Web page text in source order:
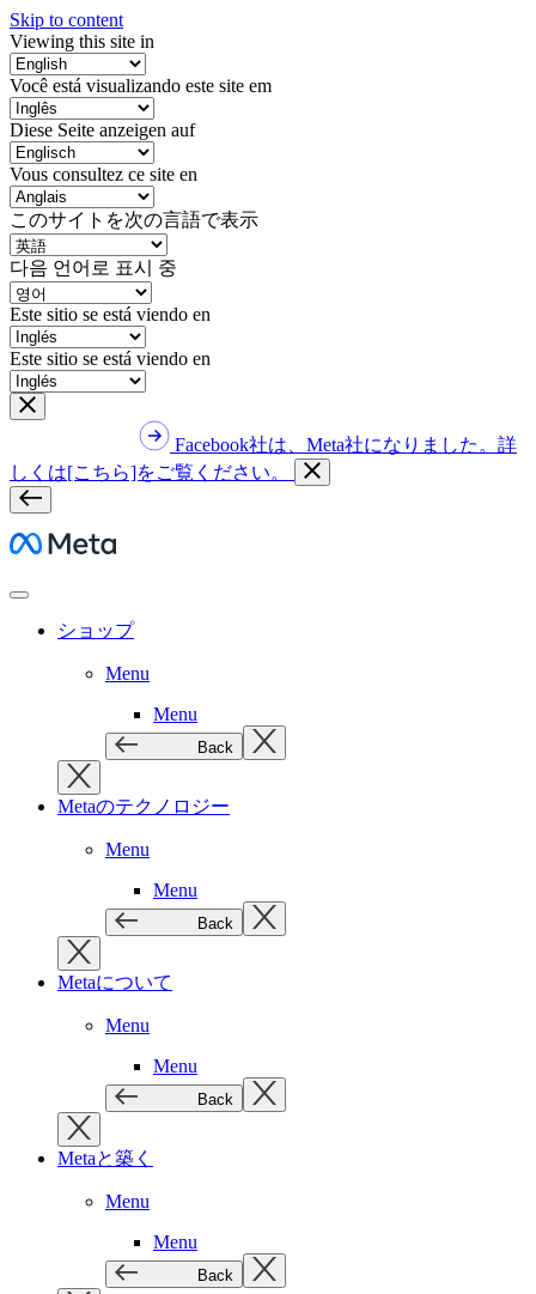
Skip to content
Viewing this site in
Você está visualizando este site em
Diese Seite anzeigen auf
Vous consultez ce site en
このサイトを次の言語で表示
다음 언어로 표시 중
Este sitio se está viendo en
Este sitio se está viendo en
Facebook社は、Meta社になりました。詳
しくは[こちら]をご覧ください。
Meta
ショップ
Menu
Menu
Back
Metaのテクノロジー
Menu
Menu
Back
Metaについて
Menu
Menu
Back
Metaと築く
Menu
Menu
Back